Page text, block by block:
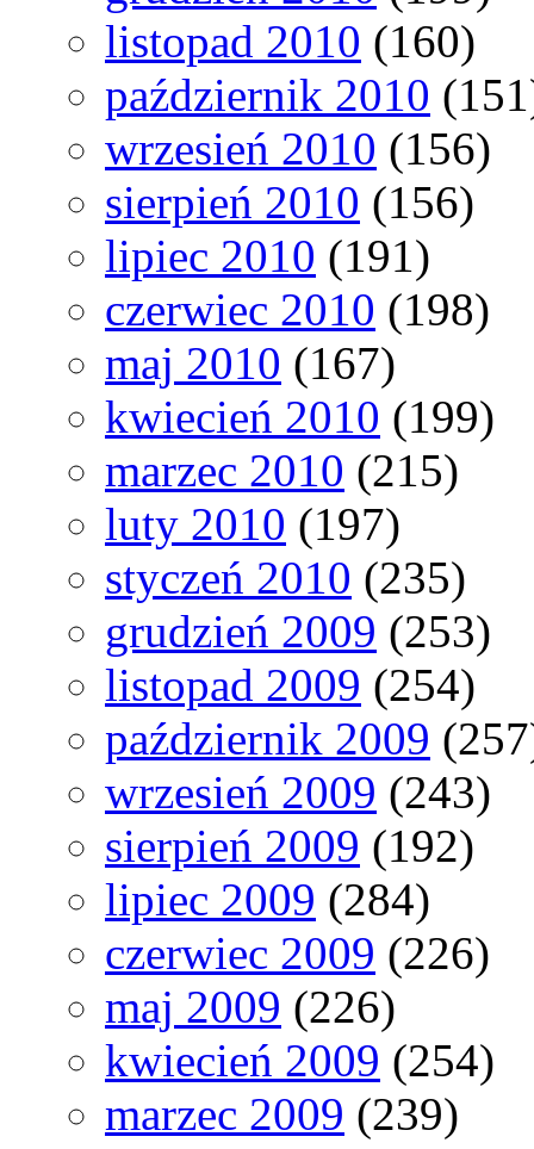
listopad 2010 (160)
październik 2010
wrzesień 2010 (156)
sierpień 2010 (156)
lipiec 2010 (191)
czerwiec 2010 (198)
maj 2010 (167)
kwiecień 2010 (199)
marzec 2010 (215)
luty 2010 (197)
styczeń 2010 (235)
grudzień 2009 (253)
listopad 2009 (254)
październik 2009
wrzesień 2009 (243)
sierpień 2009 (192)
lipiec 2009 (284)
czerwiec 2009 (226)
maj 2009 (226)
kwiecień 2009 (254)
marzec 2009 (239)